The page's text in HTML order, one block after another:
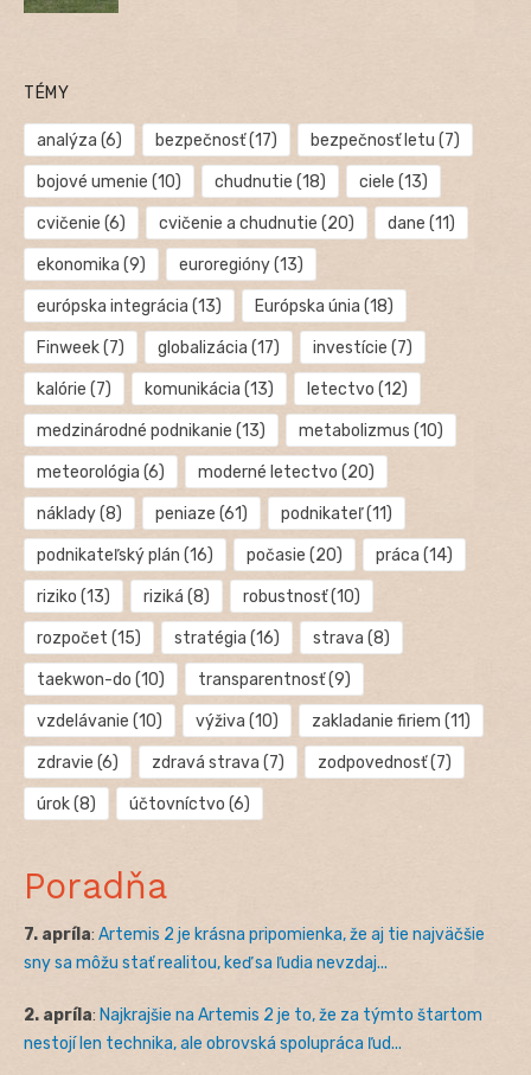
TÉMY
analýza (6) bezpečnosť(17) bezpečnosť letu (7)
bojové umenie (10) chudnutie (18) ciele (13)
cvičenie (6) cvičenie a chudnutie (20) dane (11)
ekonomika (9) euroregióny(13)
európska integrácia (13) Európska únia (18)
Finweek(7) globalizácia (17) investície (7)
kalórie (7) komunikácia (13) letectvo (12)
medzinárodné podnikanie (13) metabolizmus (10)
meteorológia (6) moderné letectvo (20)
náklady(8) peniaze (61) podnikateľ(11)
podnikateľský plán (16) počasie (20) práca (14)
riziko (13) riziká (8) robustnosť(10)
rozpočet (15) stratégia (16) strava (8)
taekwon-do (10) transparentnosť(9)
vzdelávanie (10) výživa (10) zakladanie firiem (11)
zdravie (6) zdravá strava (7) zodpovednosť(7)
úrok(8) účtovníctvo (6)
Poradňa
7. apríla: Artemis 2 je krásna pripomienka, že aj tie najväčšie
sny sa môžu stať realitou, keď sa ľudia nevzdaj...
2. apríla: Najkrajšie na Artemis 2 je to, že za týmto štartom
nestojí len technika, ale obrovská spolupráca ľud...